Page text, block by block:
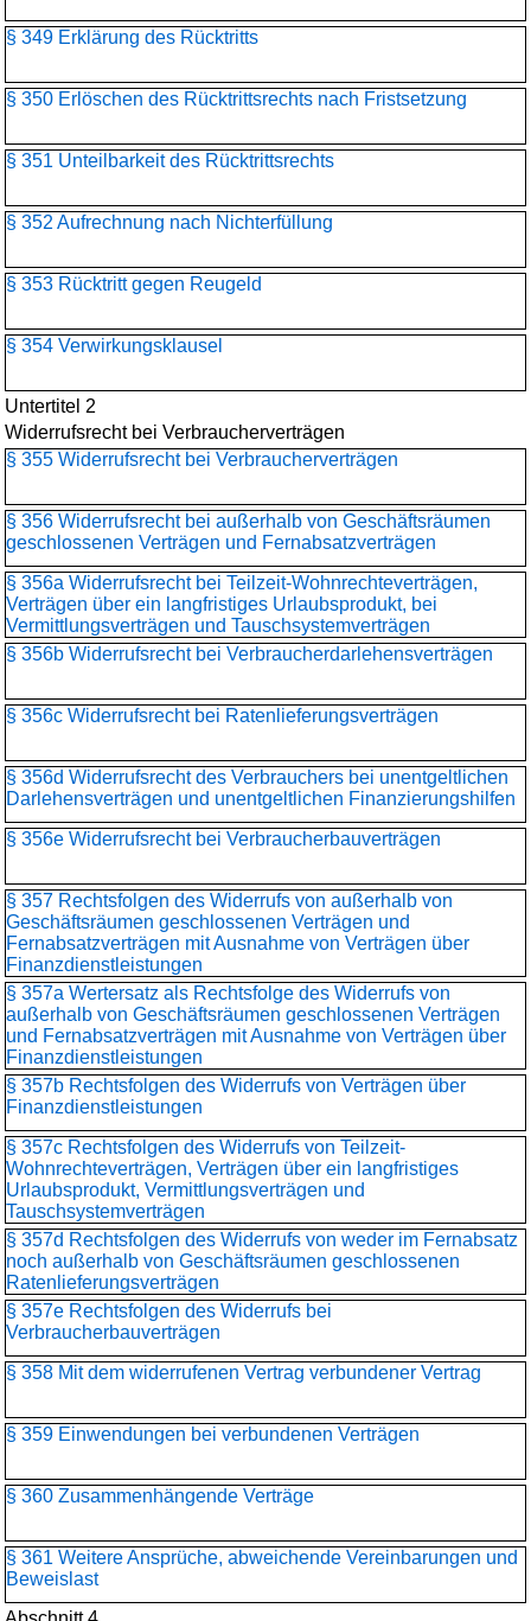
§ 349 Erklärung des Rücktritts
§ 350 Erlöschen des Rücktrittsrechts nach Fristsetzung
§ 351 Unteilbarkeit des Rücktrittsrechts
§ 352 Aufrechnung nach Nichterfüllung
§ 353 Rücktritt gegen Reugeld
§ 354 Verwirkungsklausel
Untertitel 2
Widerrufsrecht bei Verbraucherverträgen
§ 355 Widerrufsrecht bei Verbraucherverträgen
§ 356 Widerrufsrecht bei außerhalb von Geschäftsräumen
geschlossenen Verträgen und Fernabsatzverträgen
§ 356a Widerrufsrecht bei Teilzeit-Wohnrechteverträgen,
Verträgen über ein langfristiges Urlaubsprodukt, bei
Vermittlungsverträgen und Tauschsystemverträgen
§ 356b Widerrufsrecht bei Verbraucherdarlehensverträgen
§ 356c Widerrufsrecht bei Ratenlieferungsverträgen
§ 356d Widerrufsrecht des Verbrauchers bei unentgeltlichen
Darlehensverträgen und unentgeltlichen Finanzierungshilfen
§ 356e Widerrufsrecht bei Verbraucherbauverträgen
§ 357 Rechtsfolgen des Widerrufs von außerhalb von
Geschäftsräumen geschlossenen Verträgen und
Fernabsatzverträgen mit Ausnahme von Verträgen über
Finanzdienstleistungen
§ 357a Wertersatz als Rechtsfolge des Widerrufs von
außerhalb von Geschäftsräumen geschlossenen Verträgen
und Fernabsatzverträgen mit Ausnahme von Verträgen über
Finanzdienstleistungen
§ 357b Rechtsfolgen des Widerrufs von Verträgen über
Finanzdienstleistungen
§ 357c Rechtsfolgen des Widerrufs von Teilzeit-
Wohnrechteverträgen, Verträgen über ein langfristiges
Urlaubsprodukt, Vermittlungsverträgen und
Tauschsystemverträgen
§ 357d Rechtsfolgen des Widerrufs von weder im Fernabsatz
noch außerhalb von Geschäftsräumen geschlossenen
Ratenlieferungsverträgen
§ 357e Rechtsfolgen des Widerrufs bei
Verbraucherbauverträgen
§ 358 Mit dem widerrufenen Vertrag verbundener Vertrag
§ 359 Einwendungen bei verbundenen Verträgen
§ 360 Zusammenhängende Verträge
§ 361 Weitere Ansprüche, abweichende Vereinbarungen und
Beweislast